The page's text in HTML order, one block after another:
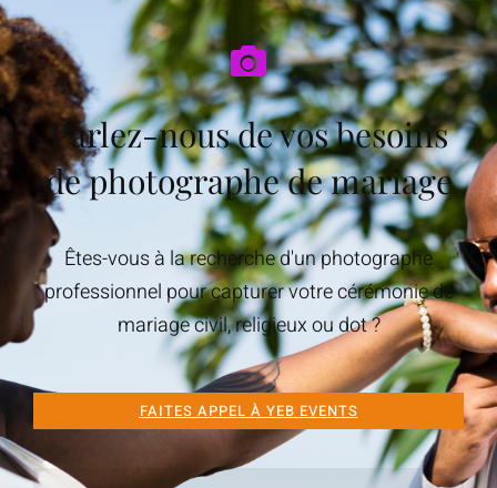
Parlez-nous de vos besoins
de photographe de mariage
Êtes-vous à la recherche d'un photographe
professionnel pour capturer votre cérémonie de
mariage civil, religieux ou dot ?
FAITES APPEL À YEB EVENTS